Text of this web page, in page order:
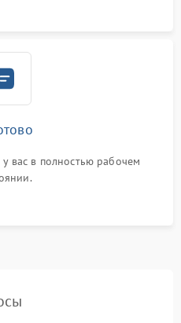
вас в полностью рабочем